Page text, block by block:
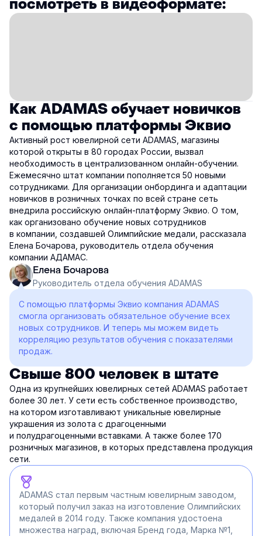
посмотреть в видеоформате:
Как ADAMAS обучает новичков
с помощью платформы Эквио
Активный рост ювелирной сети ADAMAS, магазины
которой открыты в 80 городах России, вызвал
необходимость в централизованном онлайн-обучении.
Ежемесячно штат компании пополняется 50 новыми
сотрудниками. Для организации онбординга и адаптации
новичков в розничных точках по всей стране сеть
внедрила российскую онлайн-платформу Эквио. О том,
как организовано обучение новых сотрудников
в компании, создавшей Олимпийские медали, рассказала
Елена Бочарова, руководитель отдела обучения
компании АДАМАС.
С помощью платформы Эквио компания ADAMAS
смогла организовать обязательное обучение всех
новых сотрудников. И теперь мы можем видеть
корреляцию результатов обучения с показателями
продаж.
Елена Бочарова
Руководитель отдела обучения ADAMAS
Свыше 800 человек в штате
Одна из крупнейших ювелирных сетей ADAMAS работает
более 30 лет. У сети есть собственное производство,
на котором изготавливают уникальные ювелирные
украшения из золота с драгоценными
и полудрагоценными вставками. А также более 170
розничных магазинов, в которых представлена продукция
сети.
ADAMAS стал первым частным ювелирным заводом,
который получил заказ на изготовление Олимпийских
медалей в 2014 году. Также компания удостоена
множества наград, включая Бренд года, Марка №1,